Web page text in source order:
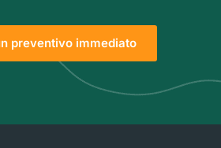
preventivo immediato